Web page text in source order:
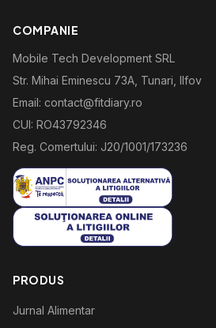
COMPANIE
Mobile Tech Development SRL
Str. Mihai Eminescu 73A, Tunari, Ilfov
Email: contact@fitdiary.ro
CUI: RO43792346
Reg. Comertului: J20/1001/173236
PRODUS
Jurnal Alimentar